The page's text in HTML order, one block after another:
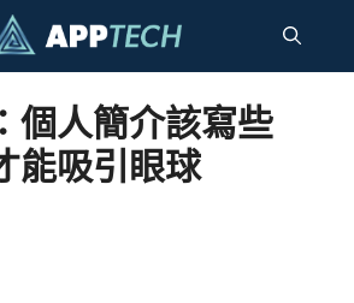
個人簡介該寫些
能吸引眼球